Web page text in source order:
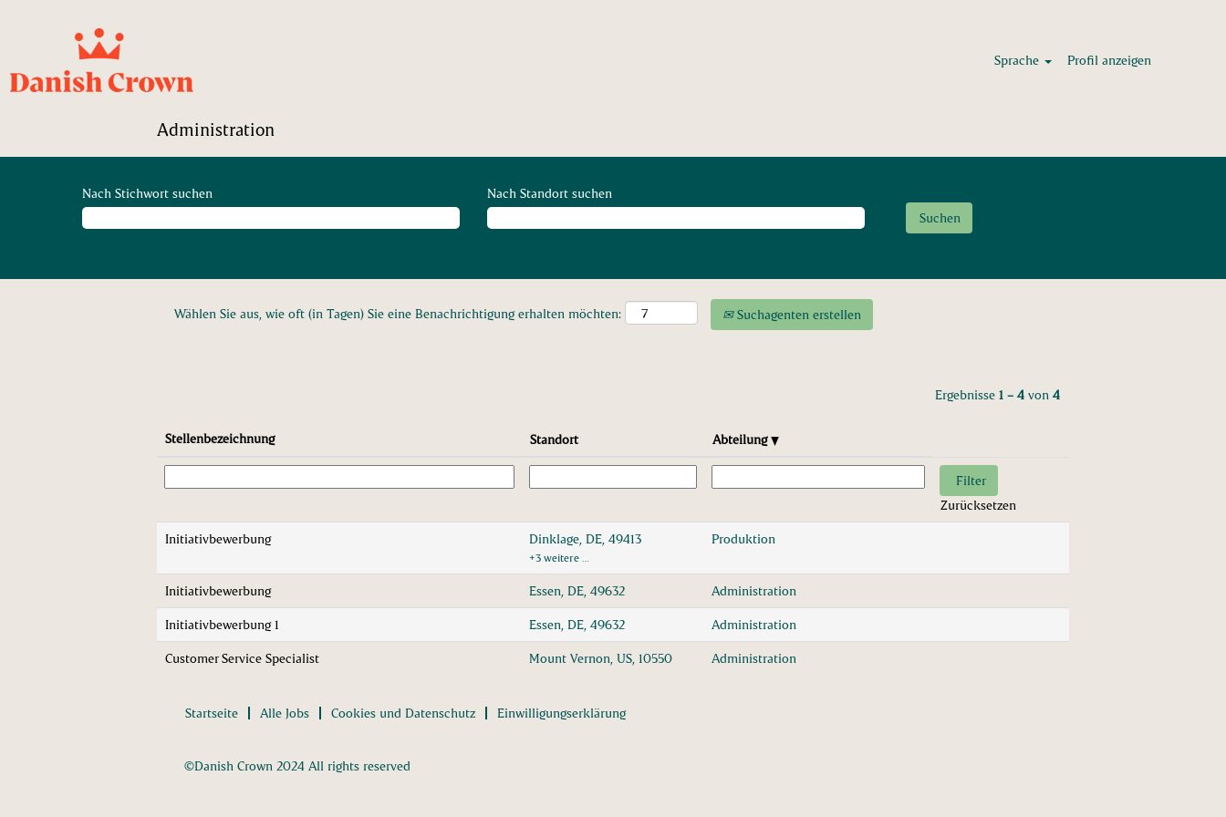
Sprache Profil anzeigen
Administration
Nach Stichwort suchen Nach Standort suchen
Wählen Sie aus, wie oft (in Tagen) Sie eine Benachrichtigung erhalten möchten: Suchagenten erstellen
Ergebnisse 1 – 4 von 4
Stellenbezeichnung Standort Abteilung
Zurücksetzen
Initiativbewerbung Dinklage, DE, 49413
+3 weitere …
Produktion
Initiativbewerbung Essen, DE, 49632 Administration
Initiativbewerbung 1 Essen, DE, 49632 Administration
Customer Service Specialist Mount Vernon, US, 10550 Administration
Startseite Alle Jobs Cookies und Datenschutz Einwilligungserklärung
©Danish Crown 2024 All rights reserved